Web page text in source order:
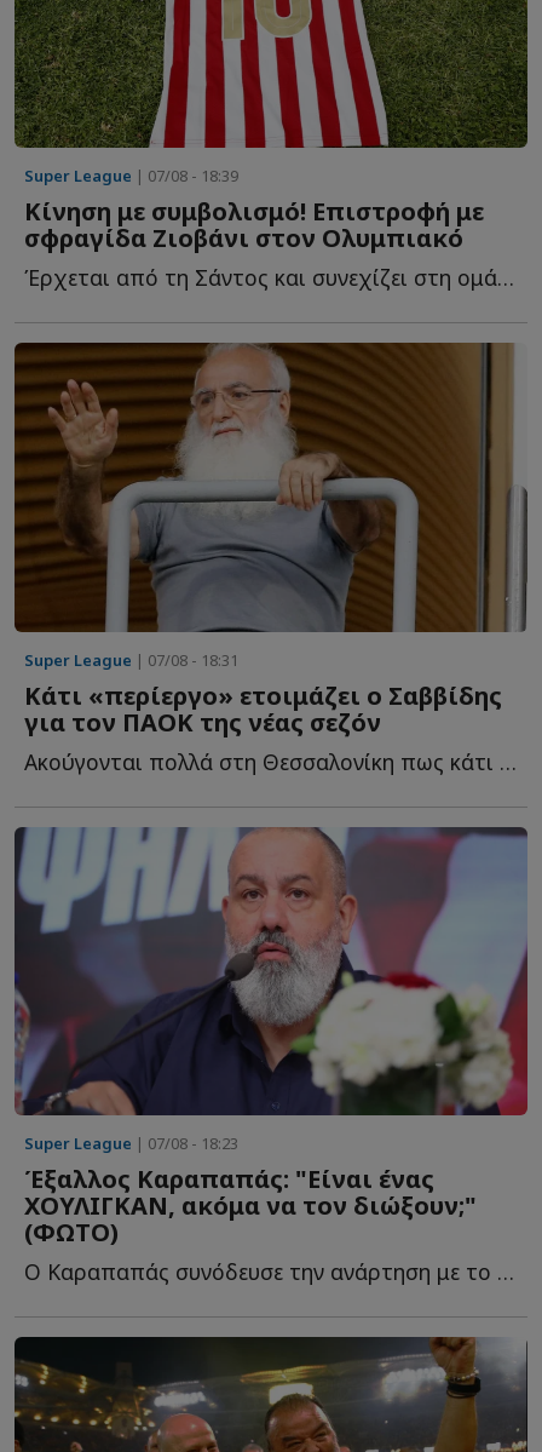
Super League | 07/08 - 18:39
Κίνηση με συμβολισμό! Επιστροφή με
σφραγίδα Ζιοβάνι στον Ολυμπιακό
Έρχεται από τη Σάντος και συνεχίζει στη ομάδα του Πειραιά μ...
Super League | 07/08 - 18:31
Κάτι «περίεργο» ετοιμάζει ο Σαββίδης
για τον ΠΑΟΚ της νέας σεζόν
Ακούγονται πολλά στη Θεσσαλονίκη πως κάτι «περίεργο» ε...
Super League | 07/08 - 18:23
Έξαλλος Καραπαπάς: "Είναι ένας
ΧΟΥΛΙΓΚΑΝ, ακόμα να τον διώξουν;"
(ΦΩΤΟ)
Ο Καραπαπάς συνόδευσε την ανάρτηση με το δικό του σχόλιο, θ...